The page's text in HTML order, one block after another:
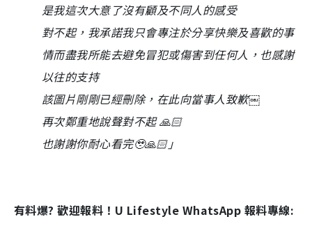
是我這次大意了沒有顧及不同人的感受
對不起，我承諾我只會專注於分享快樂及喜歡的事
情而盡我所能去避免冒犯或傷害到任何人，也感謝
以往的支持
該圖片剛剛已經刪除，在此向當事人致歉￼
再次鄭重地說聲對不起​ 🙏🏻
也謝謝你耐心看完🥹🙏🏻」
有料爆? 歡迎報料！U Lifestyle WhatsApp 報料專線: